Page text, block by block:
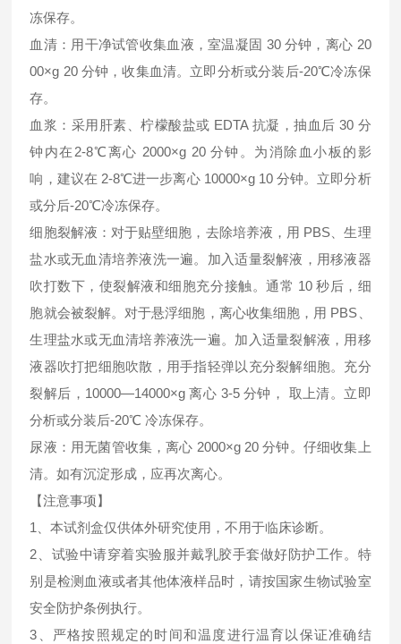
冻保存。
血清：用干净试管收集血液，室温凝固 30 分钟，离心 20
00×g 20 分钟，收集血清。立即分析或分装后-20℃冷冻保
存。
血浆：采用肝素、柠檬酸盐或 EDTA 抗凝，抽血后 30 分
钟内在2-8℃离心 2000×g 20 分钟。为消除血小板的影
响，建议在 2-8℃进一步离心 10000×g 10 分钟。立即分析
或分后-20℃冷冻保存。
细胞裂解液：对于贴壁细胞，去除培养液，用 PBS、生理
盐水或无血清培养液洗一遍。加入适量裂解液，用移液器
吹打数下，使裂解液和细胞充分接触。通常 10 秒后，细
胞就会被裂解。对于悬浮细胞，离心收集细胞，用 PBS、
生理盐水或无血清培养液洗一遍。加入适量裂解液，用移
液器吹打把细胞吹散，用手指轻弹以充分裂解细胞。充分
裂解后，10000—14000×g 离心 3-5 分钟， 取上清。立即
分析或分装后-20℃ 冷冻保存。
尿液：用无菌管收集，离心 2000×g 20 分钟。仔细收集上
清。如有沉淀形成，应再次离心。
【注意事项】
1、本试剂盒仅供体外研究使用，不用于临床诊断。
2、试验中请穿着实验服并戴乳胶手套做好防护工作。特
别是检测血液或者其他体液样品时，请按国家生物试验室
安全防护条例执行。
3、严格按照规定的时间和温度进行温育以保证准确结